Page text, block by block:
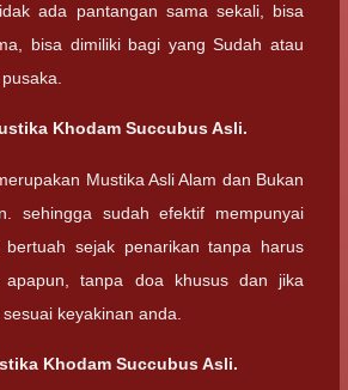
ada pantangan sama sekali, bisa
bisa dimiliki bagi yang Sudah atau
Khodam Succubus Asli.
Mustika Asli Alam dan Bukan
sehingga sudah efektif mempunyai
bertuah sejak penarikan tanpa harus
apapun, tanpa doa khusus dan jika
keyakinan anda.
Khodam Succubus Asli.